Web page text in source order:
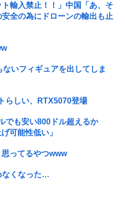
ト輸入禁止！！」中国「あ、そ
全の為にドローンの輸出も止
いフィギュアを出してしま
らしい、RTX5070登場
でも安い800ドル超えるか
可能性低い」
ってるやつwww
なくなった…